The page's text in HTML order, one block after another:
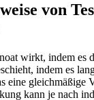
von
wirkt, indem es
indem es
eine gleichmäßige
kann je nach